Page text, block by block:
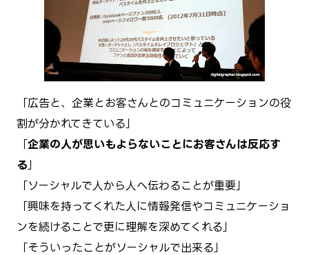
「広告と、企業とお客さんとのコミュニケーションの役
割が分かれてきている」
「企業の人が思いもよらないことにお客さんは反応す
る
「ソーシャルで人から人へ伝わることが重要」
「興味を持ってくれた人に情報発信やコミュニケーショ
ンを続けることで更に理解を深めてくれる」
「そういったことがソーシャルで出来る」